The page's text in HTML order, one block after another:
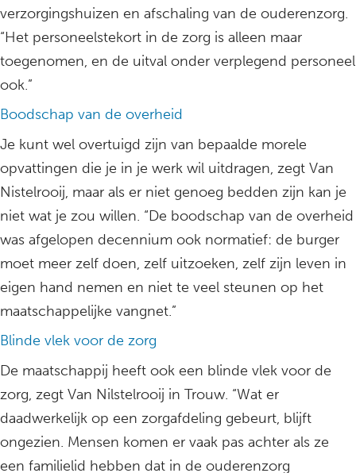
verzorgingshuizen en afschaling van de ouderenzorg.
“Het personeelstekort in de zorg is alleen maar
toegenomen, en de uitval onder verplegend personeel
ook.”
Boodschap van de overheid
Je kunt wel overtuigd zijn van bepaalde morele
opvattingen die je in je werk wil uitdragen, zegt Van
Nistelrooij, maar als er niet genoeg bedden zijn kan je
niet wat je zou willen. “De boodschap van de overheid
was afgelopen decennium ook normatief: de burger
moet meer zelf doen, zelf uitzoeken, zelf zijn leven in
eigen hand nemen en niet te veel steunen op het
maatschappelijke vangnet.”
Blinde vlek voor de zorg
De maatschappij heeft ook een blinde vlek voor de
zorg, zegt Van Nilstelrooij in Trouw. “Wat er
daadwerkelijk op een zorgafdeling gebeurt, blijft
ongezien. Mensen komen er vaak pas achter als ze
een familielid hebben dat in de ouderenzorg